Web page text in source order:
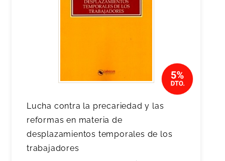
Lucha contra la precariedad y las
reformas en materia de
desplazamientos temporales de los
trabajadores